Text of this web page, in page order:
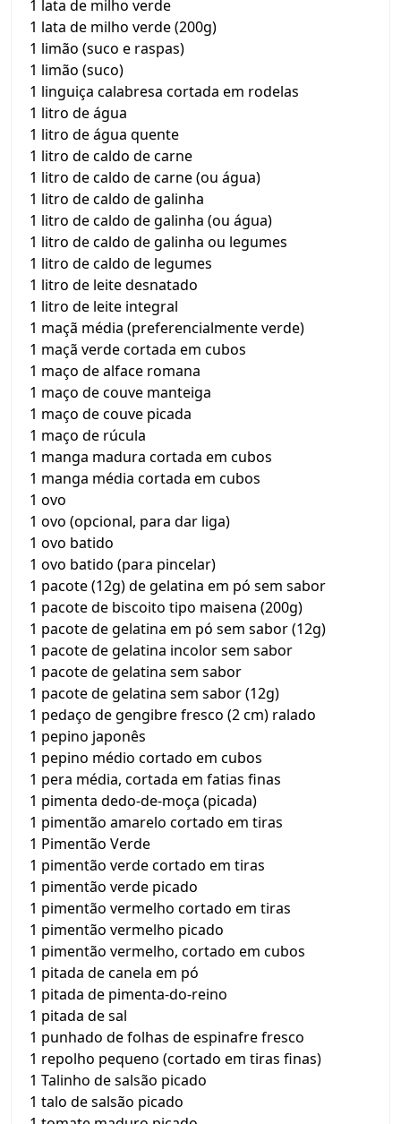
1 lata de milho verde
1 lata de milho verde (200g)
1 limão (suco e raspas)
1 limão (suco)
1 linguiça calabresa cortada em rodelas
1 litro de água
1 litro de água quente
1 litro de caldo de carne
1 litro de caldo de carne (ou água)
1 litro de caldo de galinha
1 litro de caldo de galinha (ou água)
1 litro de caldo de galinha ou legumes
1 litro de caldo de legumes
1 litro de leite desnatado
1 litro de leite integral
1 maçã média (preferencialmente verde)
1 maçã verde cortada em cubos
1 maço de alface romana
1 maço de couve manteiga
1 maço de couve picada
1 maço de rúcula
1 manga madura cortada em cubos
1 manga média cortada em cubos
1 ovo
1 ovo (opcional, para dar liga)
1 ovo batido
1 ovo batido (para pincelar)
1 pacote (12g) de gelatina em pó sem sabor
1 pacote de biscoito tipo maisena (200g)
1 pacote de gelatina em pó sem sabor (12g)
1 pacote de gelatina incolor sem sabor
1 pacote de gelatina sem sabor
1 pacote de gelatina sem sabor (12g)
1 pedaço de gengibre fresco (2 cm) ralado
1 pepino japonês
1 pepino médio cortado em cubos
1 pera média, cortada em fatias finas
1 pimenta dedo-de-moça (picada)
1 pimentão amarelo cortado em tiras
1 Pimentão Verde
1 pimentão verde cortado em tiras
1 pimentão verde picado
1 pimentão vermelho cortado em tiras
1 pimentão vermelho picado
1 pimentão vermelho, cortado em cubos
1 pitada de canela em pó
1 pitada de pimenta-do-reino
1 pitada de sal
1 punhado de folhas de espinafre fresco
1 repolho pequeno (cortado em tiras finas)
1 Talinho de salsão picado
1 talo de salsão picado